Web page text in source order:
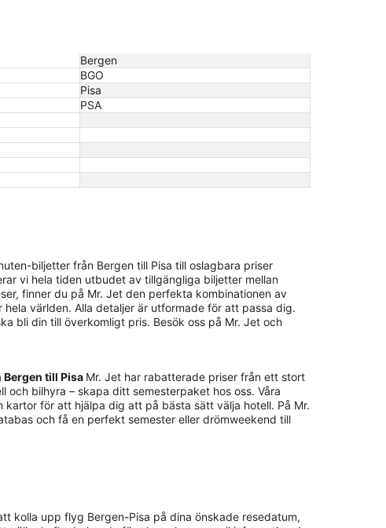
Bergen
BGO
Pisa
PSA
biljetter från Bergen till Pisa till oslagbara priser
vi hela tiden utbudet av tillgängliga biljetter mellan
finner du på Mr. Jet den perfekta kombinationen av
världen. Alla detaljer är utformade för att passa dig.
bli din till överkomligt pris. Besök oss på Mr. Jet och
till Pisa Mr. Jet har rabatterade priser från ett stort
och bilhyra – skapa ditt semesterpaket hos oss. Våra
för att hjälpa dig att på bästa sätt välja hotell. På Mr.
och få en perfekt semester eller drömweekend till
kolla upp flyg Bergen-Pisa på dina önskade resedatum,